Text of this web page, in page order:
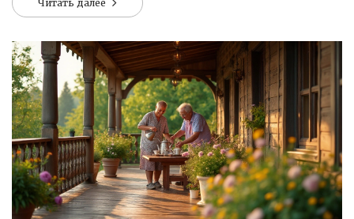
учитывать при выборе покрытия, такие как климат,
выбрать именно то, что подходит вашим потребностям.
Читать далее